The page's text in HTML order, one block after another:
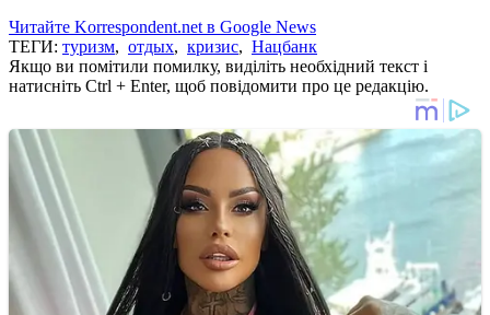
Читайте Korrespondent.net в Google News
ТЕГИ: туризм, отдых, кризис, Нацбанк
Якщо ви помітили помилку, виділіть необхідний текст і
натисніть Ctrl + Enter, щоб повідомити про це редакцію.